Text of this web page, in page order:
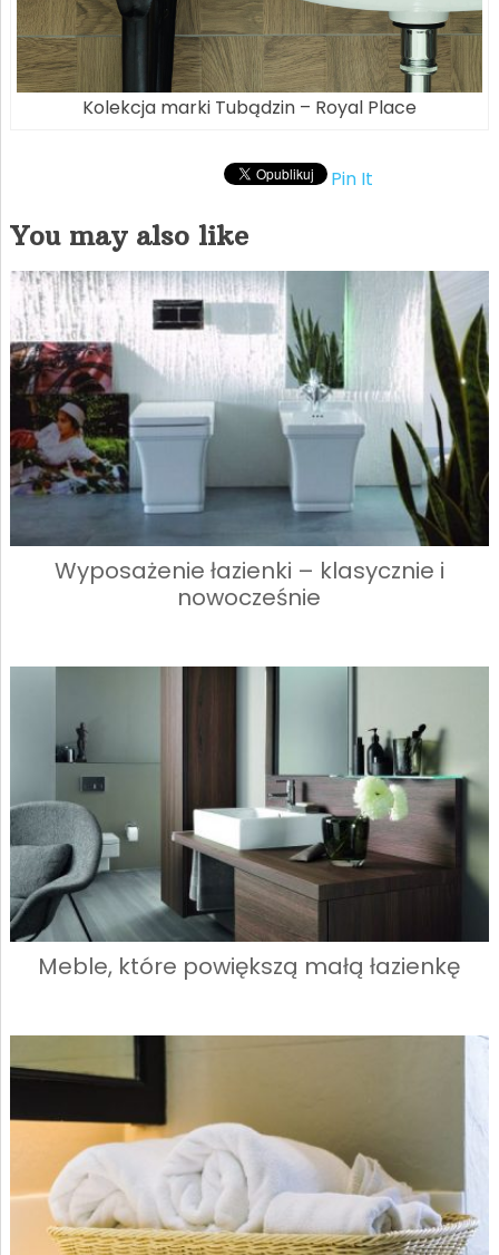
Kolekcja marki Tubądzin – Royal Place
Pin It
You may also like
Wyposażenie łazienki – klasycznie i
nowocześnie
Meble, które powiększą małą łazienkę